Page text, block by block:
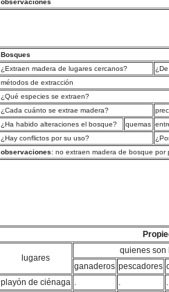
observaciones
Bosques
¿Extraen madera de lugares cercanos?
métodos de extracción
¿Qué especies se extraen?
¿Cada cuánto se extrae madera?
¿Ha habido alteraciones el bosque?
quemas
¿Hay conflictos por su uso?
observaciones: no extraen madera de bosque por
lugares
quienes son
ganaderos pescadores
playón de ciénaga